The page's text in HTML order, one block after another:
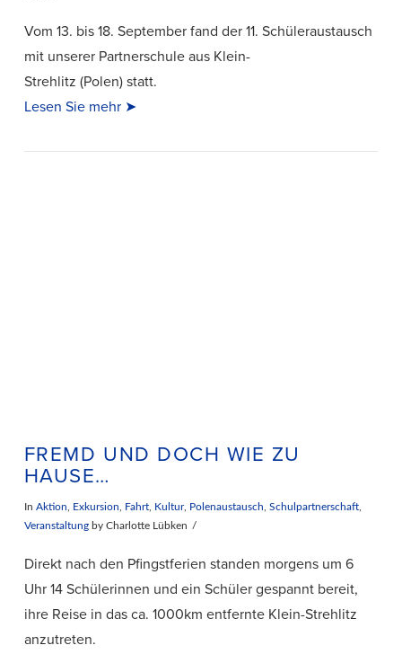
Vom 13. bis 18. September fand der 11. Schüleraustausch
mit unserer Partnerschule aus Klein-
Strehlitz (Polen) statt.
Lesen Sie mehr ➤
FREMD UND DOCH WIE ZU
HAUSE…
In Aktion Exkursion Fahrt, Kultur, Polenaustausch Schulpartnerschaft,
Veranstaltungby Charlotte Lübken
Direkt nach den Pfingstferien standen morgens um 6
Uhr 14 Schülerinnen und ein Schüler gespannt bereit,
ihre Reise in das ca. 1000km entfernte Klein-Strehlitz
anzutreten.